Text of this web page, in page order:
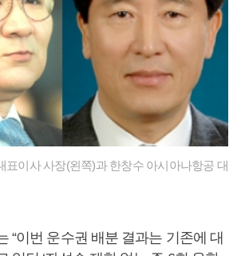
표이사 사장(왼쪽)과 한창수 아시아나항공 대
“이번 운수권 배분 결과는 기존에 대